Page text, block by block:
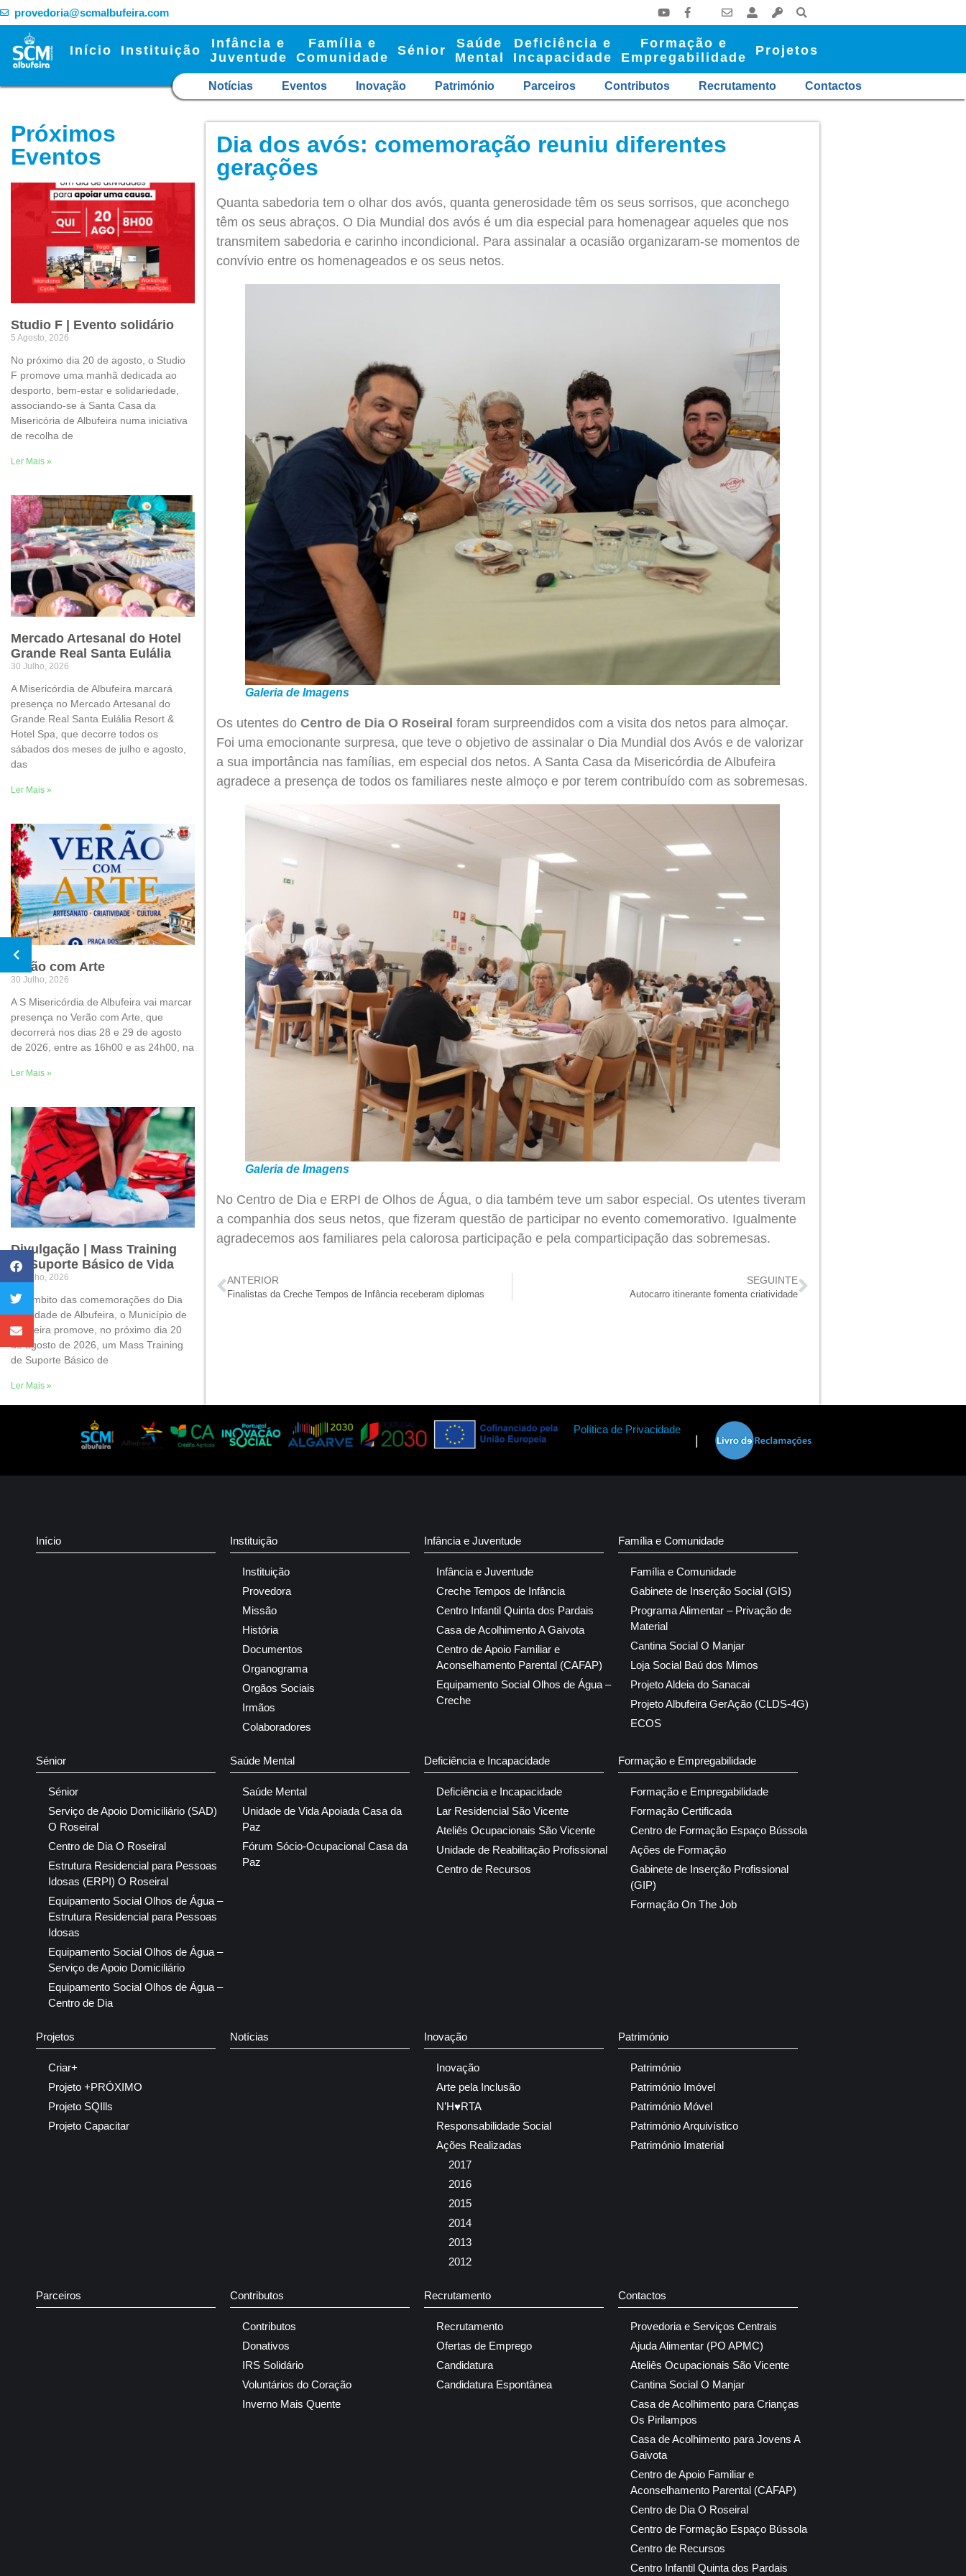
provedoria@scmalbufeira.com
Início Instituição
Infância e
Juventude
Família e
Comunidade
Sénior
Saúde
Mental
Deficiência e
Incapacidade
Formação e
Empregabilidade
Projetos
Notícias Eventos Inovação Património Parceiros Contributos Recrutamento Contactos
Próximos
Eventos
Studio F | Evento solidário
5 Agosto, 2026
No próximo dia 20 de agosto, o Studio
F promove uma manhã dedicada ao
desporto, bem-estar e solidariedade,
associando-se à Santa Casa da
Misericória de Albufeira numa iniciativa
de recolha de
Ler Mais »
Mercado Artesanal do Hotel
Grande Real Santa Eulália
30 Julho, 2026
A Misericórdia de Albufeira marcará
presença no Mercado Artesanal do
Grande Real Santa Eulália Resort &
Hotel Spa, que decorre todos os
sábados dos meses de julho e agosto,
das
Ler Mais »
Verão com Arte
30 Julho, 2026
A S Misericórdia de Albufeira vai marcar
presença no Verão com Arte, que
decorrerá nos dias 28 e 29 de agosto
de 2026, entre as 16h00 e as 24h00, na
Ler Mais »
Divulgação | Mass Training
de Suporte Básico de Vida
22 Julho, 2026
No âmbito das comemorações do Dia
da Cidade de Albufeira, o Município de
Albufeira promove, no próximo dia 20
de agosto de 2026, um Mass Training
de Suporte Básico de
Ler Mais »
Dia dos avós: comemoração reuniu diferentes
gerações
Quanta sabedoria tem o olhar dos avós, quanta generosidade têm os seus sorrisos, que aconchego
têm os seus abraços. O Dia Mundial dos avós é um dia especial para homenagear aqueles que nos
transmitem sabedoria e carinho incondicional. Para assinalar a ocasião organizaram-se momentos de
convívio entre os homenageados e os seus netos.
Galeria de Imagens
Os utentes do Centro de Dia O Roseiral foram surpreendidos com a visita dos netos para almoçar.
Foi uma emocionante surpresa, que teve o objetivo de assinalar o Dia Mundial dos Avós e de valorizar
a sua importância nas famílias, em especial dos netos. A Santa Casa da Misericórdia de Albufeira
agradece a presença de todos os familiares neste almoço e por terem contribuído com as sobremesas.
Galeria de Imagens
No Centro de Dia e ERPI de Olhos de Água, o dia também teve um sabor especial. Os utentes tiveram
a companhia dos seus netos, que fizeram questão de participar no evento comemorativo. Igualmente
agradecemos aos familiares pela calorosa participação e pela comparticipação das sobremesas.
ANTERIOR
Finalistas da Creche Tempos de Infância receberam diplomas
SEGUINTE
Autocarro itinerante fomenta criatividade
Política de Privacidade
|
Início Instituição
Instituição
Provedora
Missão
História
Documentos
Organograma
Orgãos Sociais
Irmãos
Colaboradores
Infância e Juventude
Infância e Juventude
Creche Tempos de Infância
Centro Infantil Quinta dos Pardais
Casa de Acolhimento A Gaivota
Centro de Apoio Familiar e
Aconselhamento Parental (CAFAP)
Equipamento Social Olhos de Água –
Creche
Família e Comunidade
Família e Comunidade
Gabinete de Inserção Social (GIS)
Programa Alimentar – Privação de
Material
Cantina Social O Manjar
Loja Social Baú dos Mimos
Projeto Aldeia do Sanacai
Projeto Albufeira GerAção (CLDS-4G)
ECOS
Sénior
Sénior
Serviço de Apoio Domiciliário (SAD)
O Roseiral
Centro de Dia O Roseiral
Estrutura Residencial para Pessoas
Idosas (ERPI) O Roseiral
Equipamento Social Olhos de Água –
Estrutura Residencial para Pessoas
Idosas
Equipamento Social Olhos de Água –
Serviço de Apoio Domiciliário
Equipamento Social Olhos de Água –
Centro de Dia
Saúde Mental
Saúde Mental
Unidade de Vida Apoiada Casa da
Paz
Fórum Sócio-Ocupacional Casa da
Paz
Deficiência e Incapacidade
Deficiência e Incapacidade
Lar Residencial São Vicente
Ateliês Ocupacionais São Vicente
Unidade de Reabilitação Profissional
Centro de Recursos
Formação e Empregabilidade
Formação e Empregabilidade
Formação Certificada
Centro de Formação Espaço Bússola
Ações de Formação
Gabinete de Inserção Profissional
(GIP)
Formação On The Job
Projetos
Criar+
Projeto +PRÓXIMO
Projeto SQIlls
Projeto Capacitar
Notícias Inovação
Inovação
Arte pela Inclusão
N’H♥RTA
Responsabilidade Social
Ações Realizadas
2017
2016
2015
2014
2013
2012
Património
Património
Património Imóvel
Património Móvel
Património Arquivístico
Património Imaterial
Parceiros Contributos
Contributos
Donativos
IRS Solidário
Voluntários do Coração
Inverno Mais Quente
Recrutamento
Recrutamento
Ofertas de Emprego
Candidatura
Candidatura Espontânea
Contactos
Provedoria e Serviços Centrais
Ajuda Alimentar (PO APMC)
Ateliês Ocupacionais São Vicente
Cantina Social O Manjar
Casa de Acolhimento para Crianças
Os Pirilampos
Casa de Acolhimento para Jovens A
Gaivota
Centro de Apoio Familiar e
Aconselhamento Parental (CAFAP)
Centro de Dia O Roseiral
Centro de Formação Espaço Bússola
Centro de Recursos
Centro Infantil Quinta dos Pardais